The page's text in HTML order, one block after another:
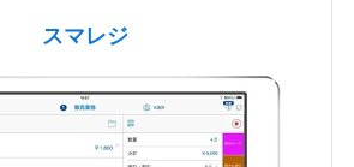
スマレジ